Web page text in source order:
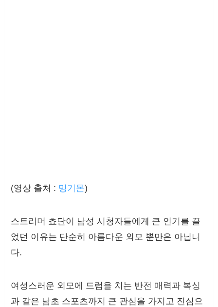
(영상 출처 : 밍기몬)
스트리머 쵸단이 남성 시청자들에게 큰 인기를 끌
었던 이유는 단순히 아름다운 외모 뿐만은 아닙니
다.
여성스러운 외모에 드럼을 치는 반전 매력과 복싱
과 같은 남초 스포츠까지 큰 관심을 가지고 진심으